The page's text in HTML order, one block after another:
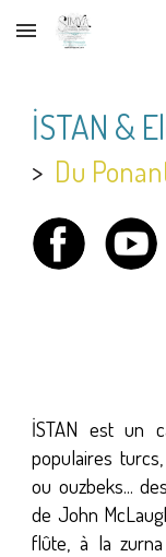
Skip to main content
İSTAN &
> Du
İSTAN est un
populaires
ou ouzbeks...
de John
flûte, à la